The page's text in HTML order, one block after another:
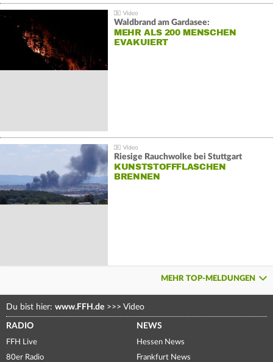
Waldbrand am Gardasee:
MEHR ALS 200 MENSCHEN
EVAKUIERT
Riesige Rauchwolke bei Stuttgart
KUNSTSTOFFFLASCHEN
BRENNEN
MEHR TOP-MELDUNGEN
Du bist hier: www.FFH.de >>> Video
RADIO
FFH Live
80er Radio
NEWS
Hessen News
Frankfurt News